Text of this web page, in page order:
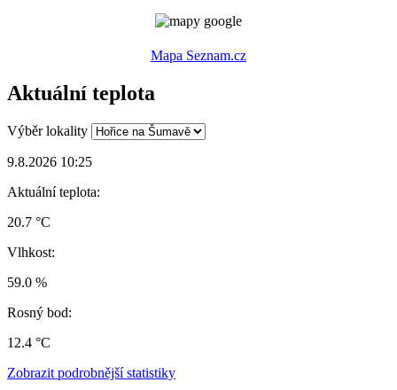
Mapa Seznam.cz
Aktuální teplota
Výběr lokality
9.8.2026 10:25
Aktuální teplota:
20.7 °C
Vlhkost:
59.0 %
Rosný bod:
12.4 °C
Zobrazit podrobnější statistiky